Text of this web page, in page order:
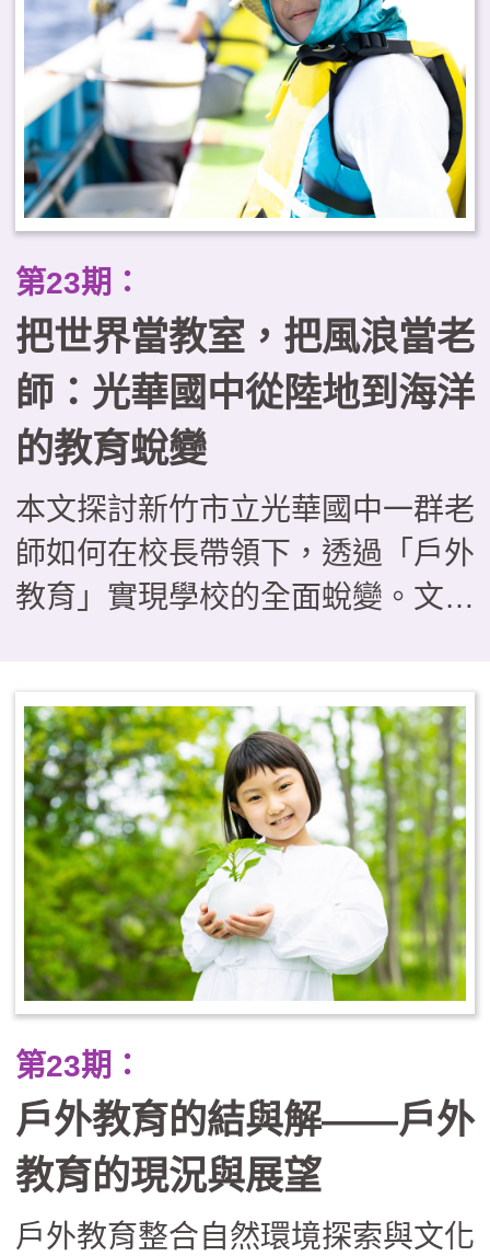
踐場域，提供實務參考。
第23期：
把世界當教室，把風浪當老
師：光華國中從陸地到海洋
的教育蛻變
本文探討新竹市立光華國中一群老
師如何在校長帶領下，透過「戶外
教育」實現學校的全面蛻變。文章
務隊、在「光華i航海」帆船課程
中克服暈船與學習共好的生命歷
程，以及透過校園空間「減法美
學」與攀樹、木育課程實現的普特
共好——描繪了教育如何從知識傳
遞轉向生命轉化。這些看似「不務
正業」的戶外學習課程，實則有效
減）與心理韌性，並重建了學校、
社區與家長間的信任關係，證明了
將世界當作教室，能培養出更具適
應力與善良品質的下一代。
第23期：
戶外教育的結與解——戶外
教育的現況與展望
戶外教育整合自然環境探索與文化